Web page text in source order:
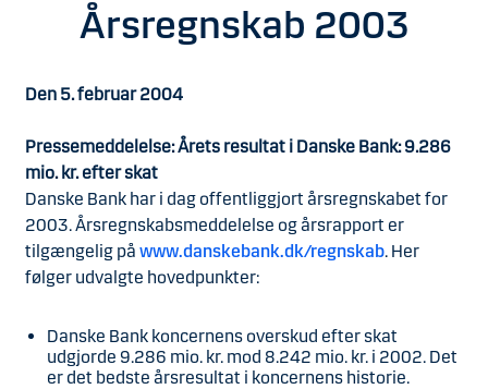
Årsregnskab 2003
Den 5. februar 2004
Pressemeddelelse: Årets resultat i Danske Bank: 9.286
mio. kr. efter skat
Danske Bank har i dag offentliggjort årsregnskabet for
2003. Årsregnskabsmeddelelse og årsrapport er
tilgængelig på www.danskebank.dk/regnskab. Her
følger udvalgte hovedpunkter:
Danske Bank koncernens overskud efter skat
udgjorde 9.286 mio. kr. mod 8.242 mio. kr. i 2002. Det
er det bedste årsresultat i koncernens historie.